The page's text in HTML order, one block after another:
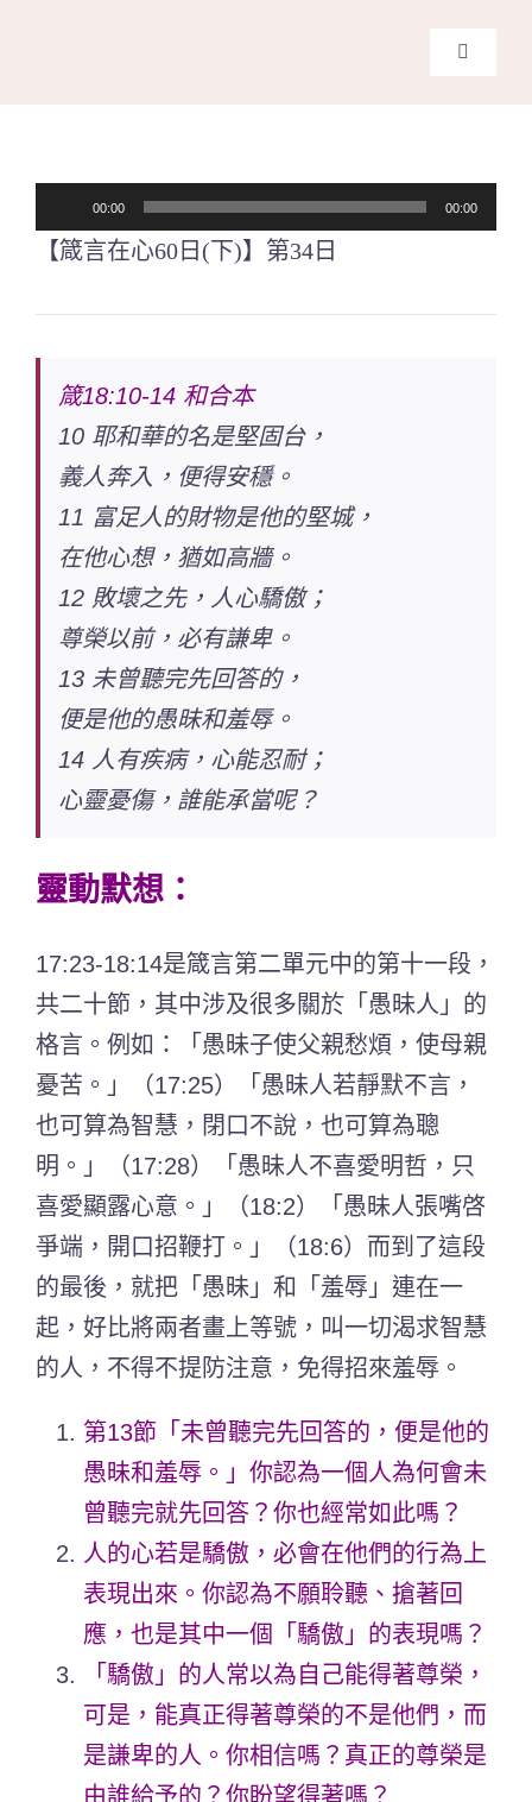
訊
放
器
00:00 00:00
【箴言在心60日(下)】第34日
箴18:10-14和合本
10 耶和華的名是堅固台，
義人奔入，便得安穩。
11 富足人的財物是他的堅城，
在他心想，猶如高牆。
12 敗壞之先，人心驕傲；
尊榮以前，必有謙卑。
13 未曾聽完先回答的，
便是他的愚昧和羞辱。
14 人有疾病，心能忍耐；
心靈憂傷，誰能承當呢？
靈動默想：
17:23-18:14是箴言第二單元中的第十一段，
共二十節，其中涉及很多關於「愚昧人」的
格言。例如：「愚昧子使父親愁煩，使母親
憂苦。」（17:25）「愚昧人若靜默不言，
也可算為智慧，閉口不說，也可算為聰
明。」（17:28）「愚昧人不喜愛明哲，只
喜愛顯露心意。」（18:2）「愚昧人張嘴啓
爭端，開口招鞭打。」（18:6）而到了這段
的最後，就把「愚昧」和「羞辱」連在一
起，好比將兩者畫上等號，叫一切渴求智慧
的人，不得不提防注意，免得招來羞辱。
第13節「未曾聽完先回答的，便是他的
愚昧和羞辱。」你認為一個人為何會未
曾聽完就先回答？你也經常如此嗎？
人的心若是驕傲，必會在他們的行為上
表現出來。你認為不願聆聽、搶著回
應，也是其中一個「驕傲」的表現嗎？
「驕傲」的人常以為自己能得著尊榮，
可是，能真正得著尊榮的不是他們，而
是謙卑的人。你相信嗎？真正的尊榮是
由誰給予的？你盼望得著嗎？